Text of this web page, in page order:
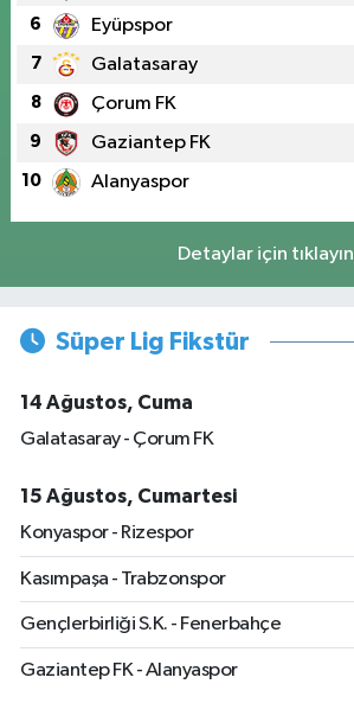
6 Eyüpspor
7 Galatasaray
8 Çorum FK
9 Gaziantep FK
10 Alanyaspor
Detaylar için tıklayın
Süper Lig Fikstür
14 Ağustos, Cuma
Galatasaray - Çorum FK
15 Ağustos, Cumartesi
Konyaspor - Rizespor
Kasımpaşa - Trabzonspor
Gençlerbirliği S.K. - Fenerbahçe
Gaziantep FK - Alanyaspor